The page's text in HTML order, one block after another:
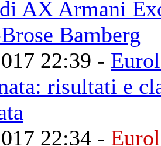
AX Armani
Bamberg
22:39 -
risultati e
22:34 -